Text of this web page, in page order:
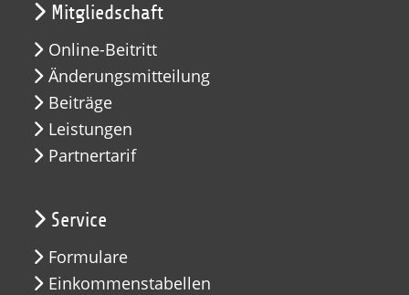
Mitgliedschaft
Online-Beitritt
Änderungsmitteilung
Beiträge
Leistungen
Partnertarif
Service
Formulare
Einkommenstabellen